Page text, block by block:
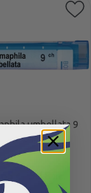
umbellata 9
ch
5.18